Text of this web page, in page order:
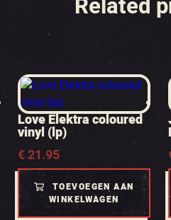
Related
Love Elektra coloured
vinyl (lp)
€21.95
TOEVOEGEN AAN
WINKELWAGEN